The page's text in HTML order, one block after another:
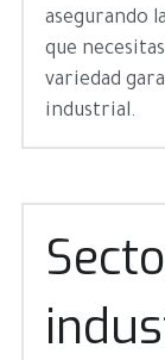
asegurando
que
variedad
industrial.